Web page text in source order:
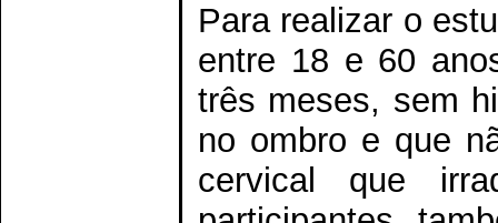
Para realizar o
entre 18 e 60
três meses, sem
no ombro e que
cervical que